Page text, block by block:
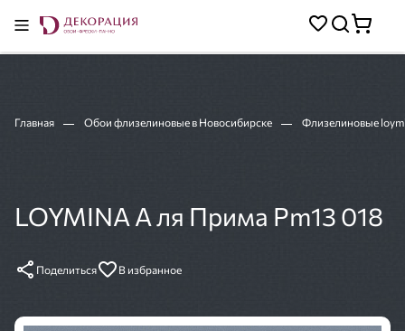
Главная Обои флизелиновые в Новосибирске Флизелиновые
LOYMINA А ля Прима Pm13 018
Поделиться В избранное